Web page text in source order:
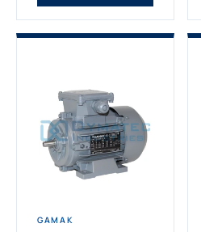
GAMAK